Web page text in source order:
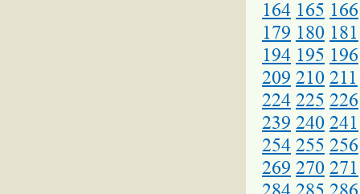
164 165 166
179 180 181
194 195 196
209 210 211
224 225 226
239 240 241
254 255 256
269 270 271